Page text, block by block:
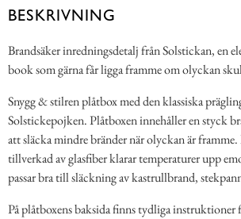
BESKRIVNING
Brandsäker inredningsdetalj från Solstickan, en
book som gärna får ligga framme om olyckan
Snygg & stilren plåtbox med den klassiska
Solstickepojken. Plåtboxen innehåller en styck
att släcka mindre bränder när olyckan är
tillverkad av glasfiber klarar temperaturer upp
passar bra till släckning av kastrullbrand,
På plåtboxens baksida finns tydliga